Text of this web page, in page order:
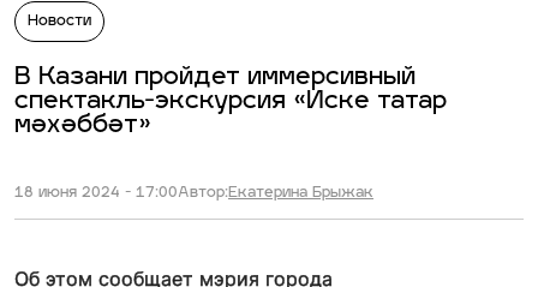
Новости
В Казани пройдет иммерсивный
спектакль-экскурсия «Иске татар
мәхәббәт»
18 июня 2024 - 17:00Автор:Екатерина Брыжак
Об этом сообщает мэрия города